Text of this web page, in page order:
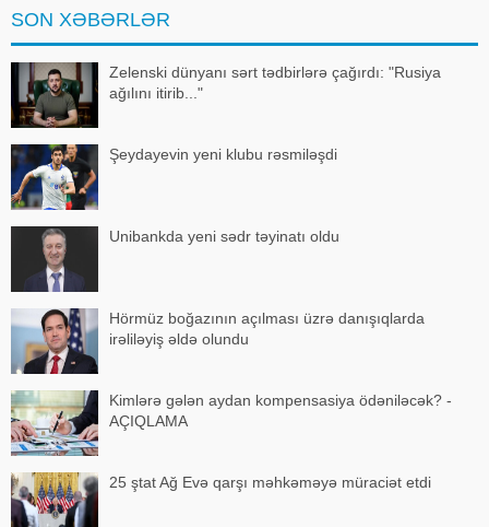
SON XƏBƏRLƏR
Zelenski dünyanı sərt tədbirlərə çağırdı: "Rusiya
ağılını itirib..."
Şeydayevin yeni klubu rəsmiləşdi
Unibankda yeni sədr təyinatı oldu
Hörmüz boğazının açılması üzrə danışıqlarda
irəliləyiş əldə olundu
Kimlərə gələn aydan kompensasiya ödəniləcək? -
AÇIQLAMA
25 ştat Ağ Evə qarşı məhkəməyə müraciət etdi